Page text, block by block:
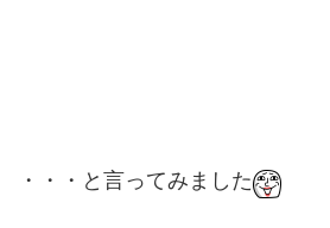
・・・と言ってみました